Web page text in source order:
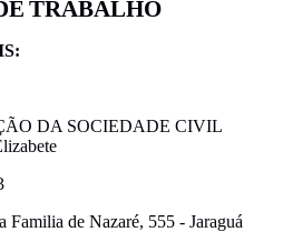
TRABALHO
DA SOCIEDADE CIVIL
de Nazaré, 555 - Jaraguá